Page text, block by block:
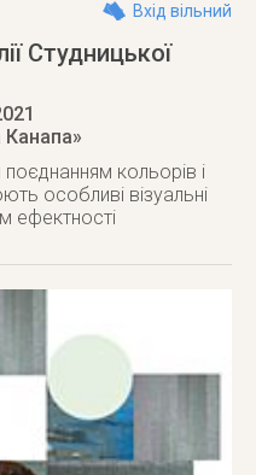
Вхід вільний
Студницької
кольорів і
особливі візуальні
ефектності